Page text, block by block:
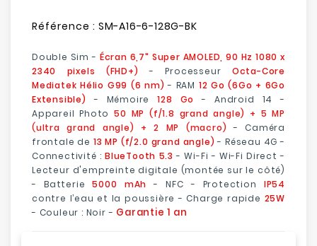
Référence : SM-A16-6-128G-BK
Double Sim - Écran 6,7" Super AMOLED, 90 Hz 1080 x
2340 pixels (FHD+) - Processeur Octa-Core
Mediatek Hélio G99 (6 nm) - RAM 12 Go (6Go + 6Go
Extensible)
- Mémoire128 Go
- Android 14 -
Appareil Photo50 MP (f/1.8 grand angle) + 5 MP
(ultra grand angle) + 2 MP (macro) - Caméra
frontale de 13 MP (f/2.0 grand angle) - Réseau 4G -
Connectivité :BlueTooth 5.3 - Wi-Fi - Wi-Fi Direct -
Lecteur d'empreinte digitale (montée sur le côté)
- Batterie5000 mAh - NFC - Protection IP54
contre l’eau et la poussière - Charge rapide 25W
- Couleur : Noir - Garantie 1 an